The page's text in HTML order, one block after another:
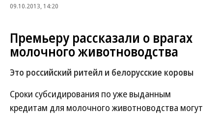
09.10.2013, 14:20
Премьеру рассказали о врагах
молочного животноводства
Это российский ритейл и белорусские коровы
Сроки субсидирования по уже выданным
кредитам для молочного животноводства могут